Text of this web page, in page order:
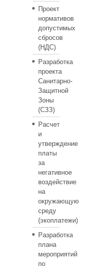
Проект
нормативов
допустимых
сбросов
(НДС)
Разработка
проекта
Санитарно-
Защитной
Зоны
(СЗЗ)
Расчет
и
утверждение
платы
за
негативное
воздействие
на
окружающую
среду
(экоплатежи)
Разработка
плана
мероприятий
по